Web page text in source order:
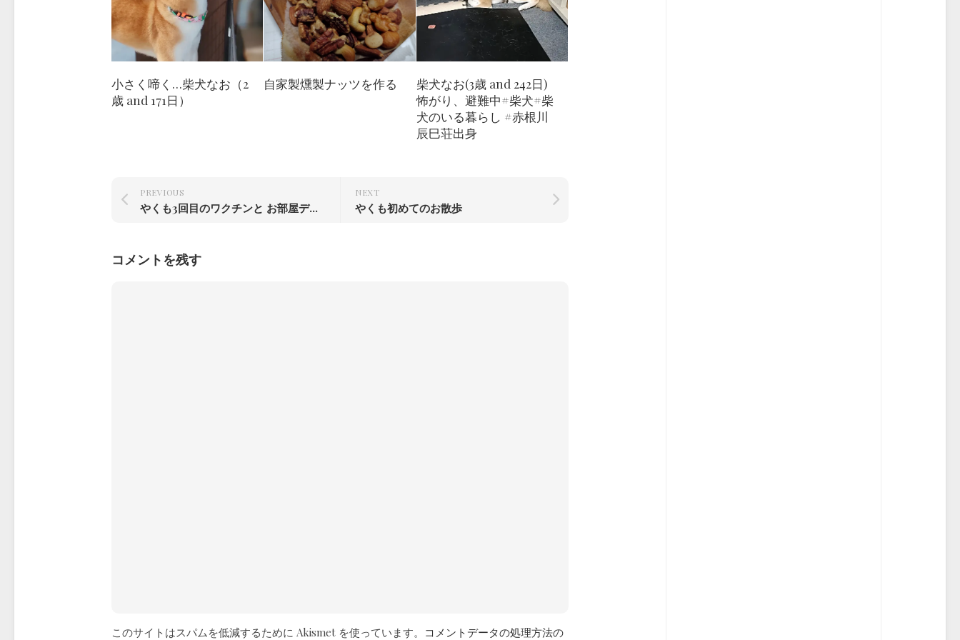
小さく啼く…柴犬なお（2
歳 and 171日）
自家製燻製ナッツを作る
柴犬なお(3歳 and 242日)
怖がり、避難中#柴犬#柴
犬のいる暮らし #赤根川
辰巳荘出身
NEXT
やくも初めてのお散歩
PREVIOUS
やくも3回目のワクチンと お部屋デビュー
コメントを残す
このサイトはスパムを低減するために Akismet を使っています。 コメントデータの処理方法の